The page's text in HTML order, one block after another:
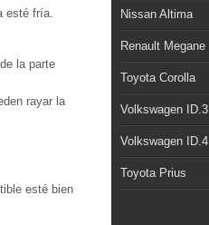
esté fría.
la parte
rayar la
esté bien
Nissan Altima
Renault Megane
Toyota Corolla
Volkswagen ID.3
Volkswagen ID.4
Toyota Prius